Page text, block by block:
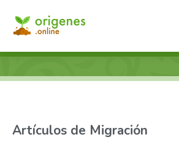
Artículos de Migración